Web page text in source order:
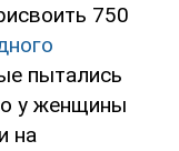
750
пытались
у женщины
на